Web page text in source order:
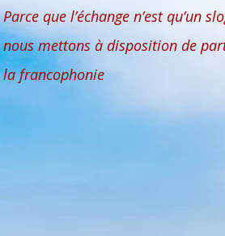
Parce que l’échange n’est qu’un
nous mettons à disposition de
la francophonie